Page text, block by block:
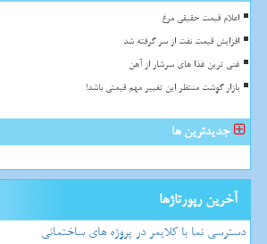
اعلام قیمت حقیقی مرغ
افزایش قیمت نفت از سر گرفته شد
غنی ترین غذا های سرشار از آهن
بازار گوشت منتظر این تغییر مهم قیمتی باشد!
جدیدترین ها
آخرین رپورتاژها
دسترسی نما با کلایمر در پروژه های ساختمانی